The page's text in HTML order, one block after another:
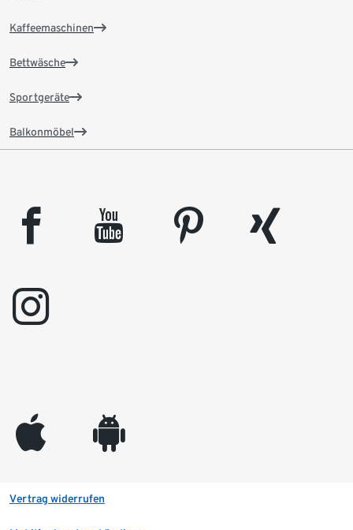
Kaffeemaschinen
Bettwäsche
Sportgeräte
Balkonmöbel
facebook youtube pinterest
xing
instagram
appleinc android
Vertrag widerrufen